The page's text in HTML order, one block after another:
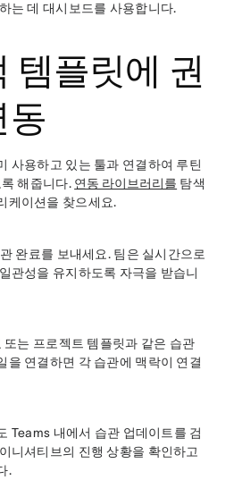
는 데 대시보드를 사용합니다.
템플릿에 권
동
사용하고 있는 툴과 연결하여 루틴
해줍니다. 연동 라이브러리를 탐색
케이션을 찾으세요.
완료를 보내세요. 팀은 실시간으로
관성을 유지하도록 자극을 받습니
또는 프로젝트 템플릿과 같은 습관
을 연결하면 각 습관에 맥락이 연결
Teams 내에서 습관 업데이트를 검
니셔티브의 진행 상황을 확인하고
.